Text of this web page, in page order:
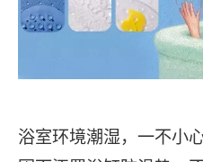
浴室环境潮湿，一不小